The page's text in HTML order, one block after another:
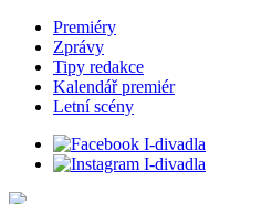
Premiéry
Zprávy
Tipy redakce
Kalendář premiér
Letní scény